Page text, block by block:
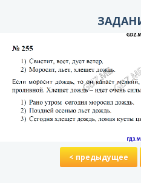
< предыдущее